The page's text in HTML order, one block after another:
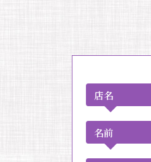
店名
名前